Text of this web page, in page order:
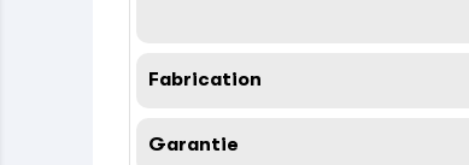
Fabrication
Garantie